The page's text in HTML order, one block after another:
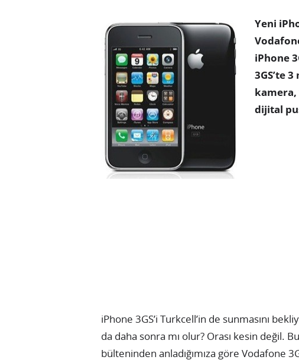
Yeni
iPhone
3GS’te
kamera,
dijital
iPhone 3GS’i Turkcell’in de sunmasını
da daha sonra mı olur? Orası kesin değil.
bülteninden anladığımıza göre Vodafone